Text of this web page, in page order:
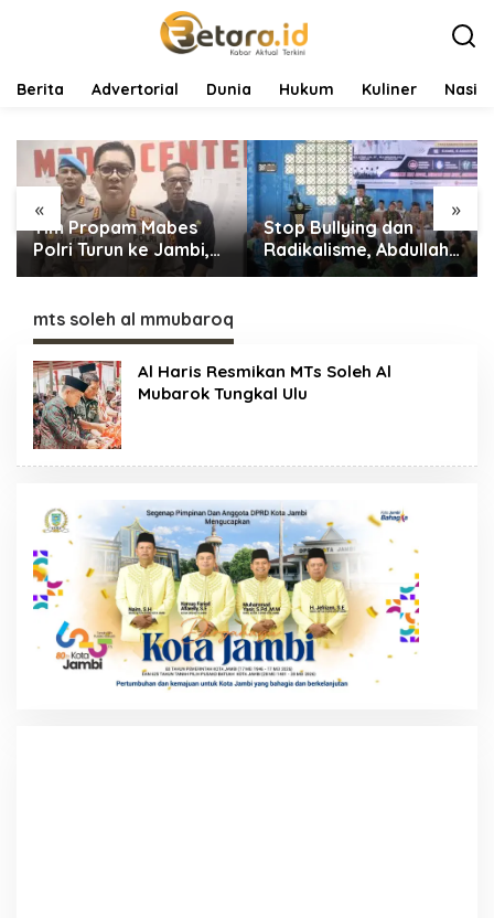
Berita Advertorial Dunia Hukum Kuliner
« »
Tim Propam Mabes
Polri Turun ke Jambi,
Dalami Dugaan
Polri
Stop Bullying dan
Radikalisme, Abdullah
Sani Dorong Siswa
mts soleh al mmubaroq
Al Haris Resmikan MTs Soleh Al
Mubarok Tungkal Ulu